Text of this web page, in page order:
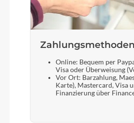
Zahlungsmethoden
Online: Bequem per
Visa oder Überweisung
Vor Ort: Barzahlung,
Karte), Mastercard, Visa
Finanzierung über